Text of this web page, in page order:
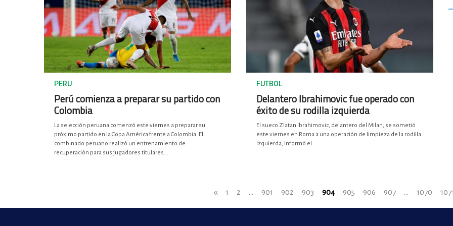
PERU
Perú comienza a preparar su partido con
Colombia
La selección peruana comenzó este viernes a preparar su
próximo partido en la Copa América frente a Colombia. El
combinado peruano realizó un entrenamiento de
recuperación para sus jugadores titulares...
FUTBOL
Delantero Ibrahimovic fue operado con
éxito de su rodilla izquierda
El sueco Zlatan Ibrahimovic, delantero del Milan, se sometió
este viernes en Roma a una operación de limpieza de la rodilla
izquierda, informó el...
« 1 2 ... 901 902 903 904 905 906 907 ... 1070